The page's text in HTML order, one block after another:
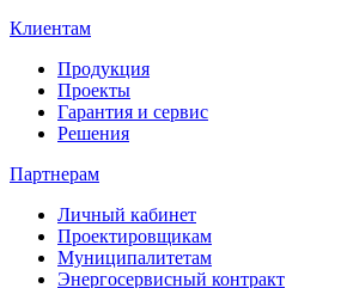
Клиентам
Продукция
Проекты
Гарантия и сервис
Решения
Партнерам
Личный кабинет
Проектировщикам
Муниципалитетам
Энергосервисный контракт